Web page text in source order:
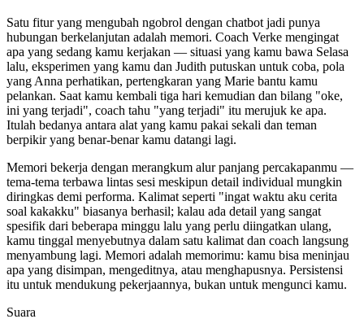
Satu fitur yang mengubah ngobrol dengan chatbot jadi punya
hubungan berkelanjutan adalah memori. Coach Verke mengingat
apa yang sedang kamu kerjakan — situasi yang kamu bawa Selasa
lalu, eksperimen yang kamu dan Judith putuskan untuk coba, pola
yang Anna perhatikan, pertengkaran yang Marie bantu kamu
pelankan. Saat kamu kembali tiga hari kemudian dan bilang "oke,
ini yang terjadi", coach tahu "yang terjadi" itu merujuk ke apa.
Itulah bedanya antara alat yang kamu pakai sekali dan teman
berpikir yang benar-benar kamu datangi lagi.
Memori bekerja dengan merangkum alur panjang percakapanmu —
tema-tema terbawa lintas sesi meskipun detail individual mungkin
diringkas demi performa. Kalimat seperti "ingat waktu aku cerita
soal kakakku" biasanya berhasil; kalau ada detail yang sangat
spesifik dari beberapa minggu lalu yang perlu diingatkan ulang,
kamu tinggal menyebutnya dalam satu kalimat dan coach langsung
menyambung lagi. Memori adalah memorimu: kamu bisa meninjau
apa yang disimpan, mengeditnya, atau menghapusnya. Persistensi
itu untuk mendukung pekerjaannya, bukan untuk mengunci kamu.
Suara